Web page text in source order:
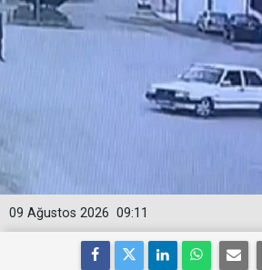
09:11
09 Ağustos 2026